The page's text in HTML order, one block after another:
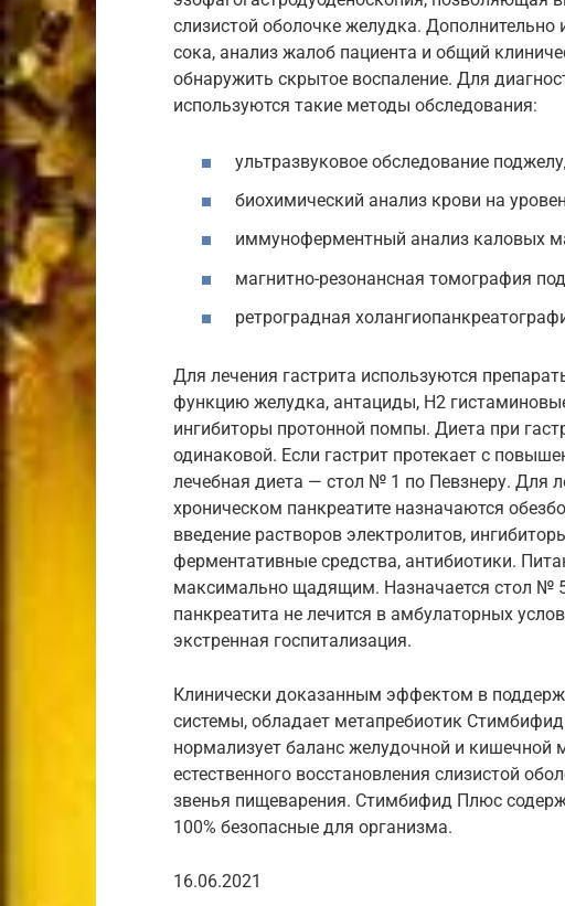
слизистой оболочке желудка. Дополнительно
сока, анализ жалоб пациента и общий
обнаружить скрытое воспаление. Для
используются такие методы обследования:
ультразвуковое обследование
биохимический анализ крови на
иммуноферментный анализ каловых
магнитно-резонансная томография
ретроградная
Для лечения гастрита используются
функцию желудка, антациды, H2
ингибиторы протонной помпы. Диета при
одинаковой. Если гастрит протекает с
лечебная диета — стол № 1 по Певзнеру. Для
хроническом панкреатите назначаются
введение растворов электролитов,
ферментативные средства, антибиотики.
максимально щадящим. Назначается стол №
панкреатита не лечится в амбулаторных
экстренная госпитализация.
Клинически доказанным эффектом в
системы, обладает метапребиотик
нормализует баланс желудочной и кишечной
естественного восстановления слизистой
звенья пищеварения. Стимбифид Плюс
100% безопасные для организма.
16.06.2021